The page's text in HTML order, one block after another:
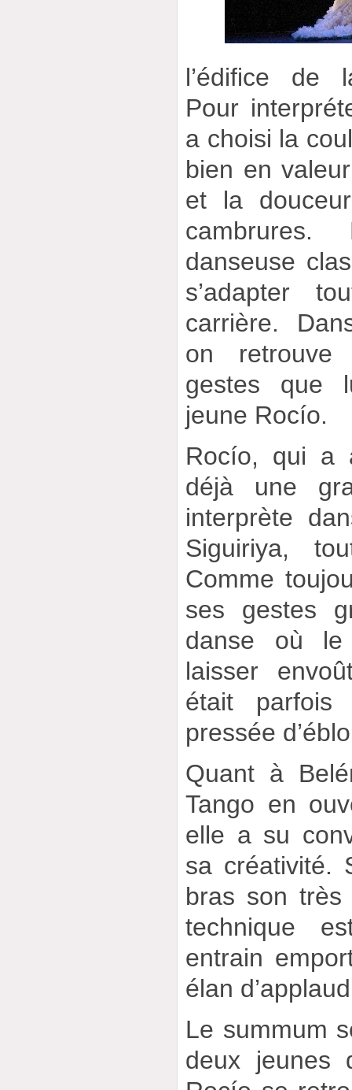
l’édifice de
Pour
a choisi la
bien en
et la
danseuse
s’adapter
carrière.
on retrouve
gestes que
jeune Rocío.
Rocío, qui a
déjà une
interprète
Siguiriya,
Comme
ses gestes
danse où
laisser
était parfois
pressée
Quant à
Tango en
elle a su
sa créativité.
bras son très
technique
entrain
élan
Le summum
deux jeunes